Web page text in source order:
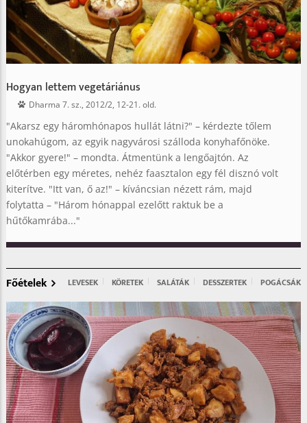
Hogyan lettem vegetáriánus
Dharma 7. sz., 2012/2, 12-21. old.
"Akarsz egy háromhónapos hullát látni?" – kérdezte tőlem
unokahúgom, az egyik nagyvárosi szálloda konyhafőnöke.
"Akkor gyere!" – mondta. Átmentünk a lengőajtón. Az
előtérben egy méretes, nehéz faasztalon egy fél disznó volt
kiterítve. "Itt van, ő az!" – kíváncsian nézett rám, majd
folytatta – "Három hónappal ezelőtt raktuk be a
hűtőkamrába..."
Főételek LEVESEK KÖRETEK SALÁTÁK DESSZERTEK POGÁCSÁK